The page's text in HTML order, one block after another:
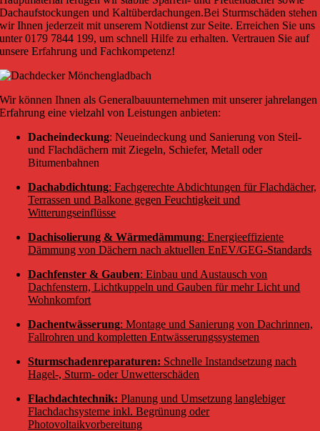
Dachaufstockungen und Kaltüberdachungen.Bei Sturmschäden stehen
wir Ihnen jederzeit mit unserem Notdienst zur Seite. Erreichen Sie uns
unter 0179 7844 199, um schnell Hilfe zu erhalten. Vertrauen Sie auf
unsere Erfahrung und Fachkompetenz!
Wir können Ihnen als Generalbauunternehmen mit unserer jahrelangen
Erfahrung eine vielzahl von Leistungen anbieten:
Dacheindeckung: Neueindeckung und Sanierung von Steil-
und Flachdächern mit Ziegeln, Schiefer, Metall oder
Bitumenbahnen
Dachabdichtung: Fachgerechte Abdichtungen für Flachdächer,
Terrassen und Balkone gegen Feuchtigkeit und
Witterungseinflüsse
Dachisolierung & Wärmedämmung: Energieeffiziente
Dämmung von Dächern nach aktuellen EnEV/GEG-Standards
Dachfenster & Gauben: Einbau und Austausch von
Dachfenstern, Lichtkuppeln und Gauben für mehr Licht und
Wohnkomfort
Dachentwässerung: Montage und Sanierung von Dachrinnen,
Fallrohren und kompletten Entwässerungssystemen
Sturmschadenreparaturen: Schnelle Instandsetzung nach
Hagel-, Sturm- oder Unwetterschäden
Flachdachtechnik:Planung und Umsetzung langlebiger
Flachdachsysteme inkl. Begrünung oder
Photovoltaikvorbereitung